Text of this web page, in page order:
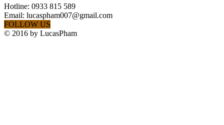
Hotline: 0933 815 589
Email: lucaspham007@gmail.com
FOLLOW US
© 2016 by LucasPham